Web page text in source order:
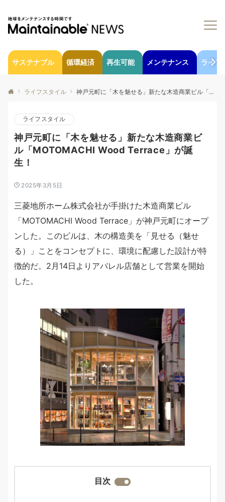
サステナブル 循環経済 再生可能 メンテナンス ライフ
ライフスタイル 神戸元町に「木を魅せる」新たな木造商業ビル「MOTOMACHI Wood Terrace」が誕生！
ライフスタイル
神戸元町に「木を魅せる」新たな木造商業ビ
ル「MOTOMACHI Wood Terrace」が誕
生！
2025年3月5日
三菱地所ホーム株式会社が手掛けた木造商業ビル
「MOTOMACHI Wood Terrace」が神戸元町にオープ
ンした。このビルは、木の構造美を「見せる（魅せ
る）」ことをコンセプトに、環境に配慮した設計が特
徴的だ。2月14日よりアパレル店舗として営業を開始
した。
目次